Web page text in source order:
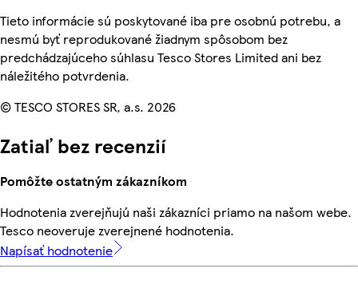
Tieto informácie sú poskytované iba pre osobnú potrebu, a
nesmú byť reprodukované žiadnym spôsobom bez
predchádzajúceho súhlasu Tesco Stores Limited ani bez
náležitého potvrdenia.
© TESCO STORES SR, a.s. 2026
Zatiaľ bez recenzií
Pomôžte ostatným zákazníkom
Hodnotenia zverejňujú naši zákazníci priamo na našom webe.
Tesco neoveruje zverejnené hodnotenia.
Napísať hodnotenie